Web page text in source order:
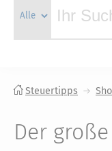
Steuertipps
Der große